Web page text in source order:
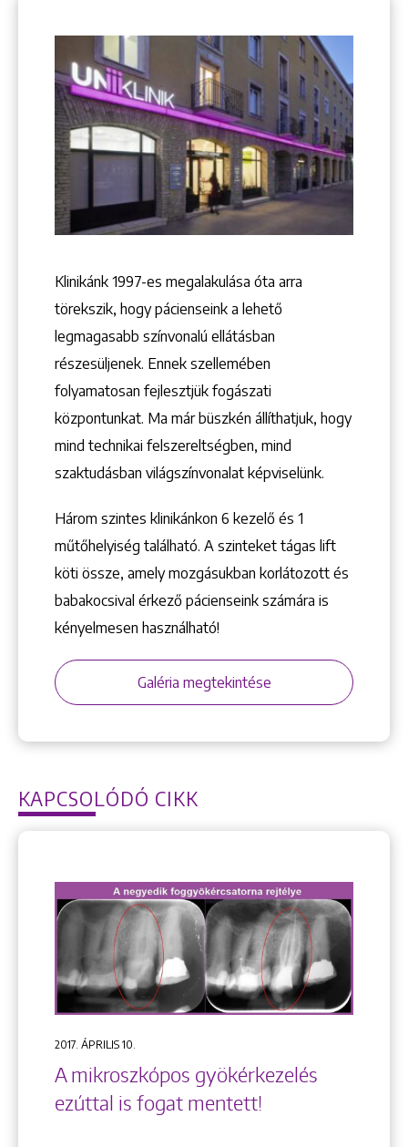
+36 1 222 7250
+36 1 222 9150
1148 Budapest, Örs vezér tere 2.
Keresés
Klinikánk 1997-­es megalakulása óta arra
törekszik, hogy pácienseink a lehető
legmagasabb színvonalú ellátásban
részesüljenek. Ennek szellemében
folyamatosan fejlesztjük fogászati
központunkat. Ma már büszkén állíthatjuk, hogy
mind technikai felszereltségben, mind
szaktudásban világszínvonalat képviselünk.
Három szintes klinikánkon 6 kezelő ­és 1
műtőhelyiség található. A szinteket tágas lift
köti össze, amely mozgásukban korlátozott és
babakocsival érkező pácienseink számára is
kényelmesen használható!
Galéria megtekintése
KAPCSOLÓDÓ CIKK
2017. ÁPRILIS 10.
A mikroszkópos gyökérkezelés
ezúttal is fogat mentett!